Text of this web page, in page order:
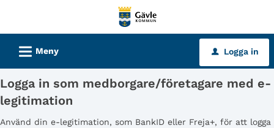
tjänster
Gävle
kommun
L Meny u Logga in
Logga in som medborgare/företagare med e-
legitimation
Använd din e-legitimation, som BankID eller Freja+, för att logga